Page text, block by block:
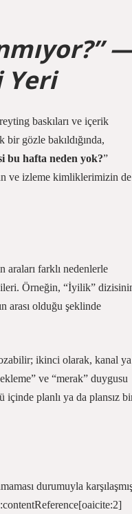
Yeri
baskıları ve içerik
gözle bakıldığında,
bu hafta neden yok?”
ve izleme kimliklerimizin de
araları farklı nedenlerle
Örneğin, “İyilik”
arası olduğu şeklinde
ikinci olarak, kanal ya
ve “merak” duygusu
içinde planlı ya da plansız
durumuyla
:contentReference[oaicite:2]